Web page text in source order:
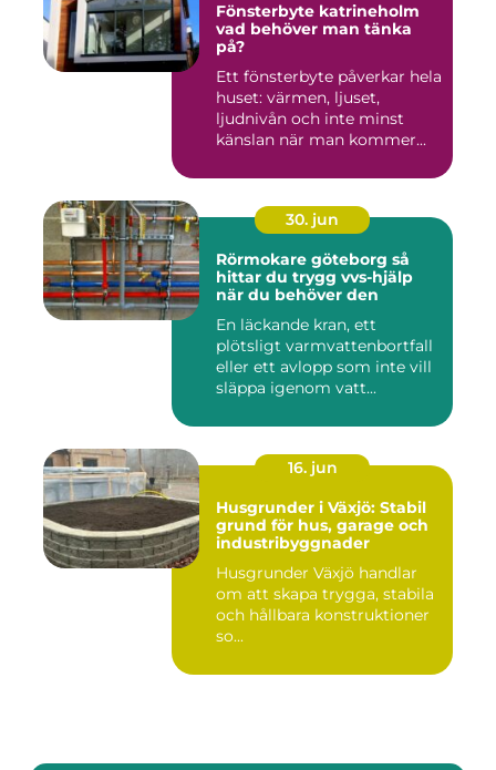
Fönsterbyte katrineholm
vad behöver man tänka
på?
Ett fönsterbyte påverkar hela
huset: värmen, ljuset,
ljudnivån och inte minst
känslan när man kommer...
30. jun
Rörmokare göteborg så
hittar du trygg vvs-hjälp
när du behöver den
En läckande kran, ett
plötsligt varmvattenbortfall
eller ett avlopp som inte vill
släppa igenom vatt...
16. jun
Husgrunder i Växjö: Stabil
grund för hus, garage och
industribyggnader
Husgrunder Växjö handlar
om att skapa trygga, stabila
och hållbara konstruktioner
so...